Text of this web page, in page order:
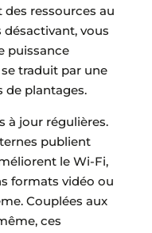
ressources au
désactivant, vous
puissance
traduit par une
de plantages.
à jour régulières.
publient
le Wi-Fi,
formats vidéo ou
Couplées aux
ces